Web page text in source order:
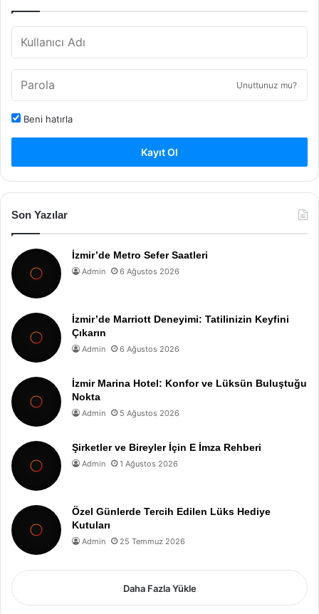
Unuttunuz mu?
Beni hatırla
Kayıt Ol
Son Yazılar
İzmir’de Metro Sefer Saatleri
Admin 6 Ağustos 2026
İzmir’de Marriott Deneyimi: Tatilinizin Keyfini
Çıkarın
Admin 6 Ağustos 2026
İzmir Marina Hotel: Konfor ve Lüksün Buluştuğu
Nokta
Admin 5 Ağustos 2026
Şirketler ve Bireyler İçin E İmza Rehberi
Admin 1 Ağustos 2026
Özel Günlerde Tercih Edilen Lüks Hediye
Kutuları
Admin 25 Temmuz 2026
Daha Fazla Yükle